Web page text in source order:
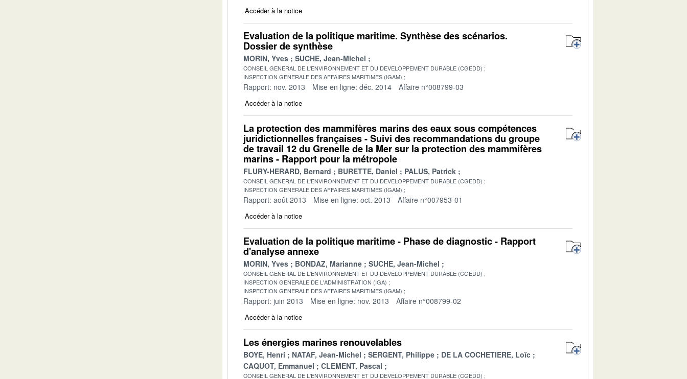
Accéder à la notice
Evaluation de la politique maritime. Synthèse des scénarios.
Dossier de synthèse
MORIN, Yves SUCHE, Jean-Michel
CONSEIL GENERAL DE L'ENVIRONNEMENT ET DU DEVELOPPEMENT DURABLE (CGEDD)
INSPECTION GENERALE DES AFFAIRES MARITIMES (IGAM)
Rapport: nov. 2013 Mise en ligne: déc. 2014 Affaire n°008799-03
Accéder à la notice
La protection des mammifères marins des eaux sous compétences
juridictionnelles françaises - Suivi des recommandations du groupe
de travail 12 du Grenelle de la Mer sur la protection des mammifères
marins - Rapport pour la métropole
FLURY-HERARD, Bernard BURETTE, Daniel PALUS, Patrick
CONSEIL GENERAL DE L'ENVIRONNEMENT ET DU DEVELOPPEMENT DURABLE (CGEDD)
INSPECTION GENERALE DES AFFAIRES MARITIMES (IGAM)
Rapport: août 2013 Mise en ligne: oct. 2013 Affaire n°007953-01
Accéder à la notice
Evaluation de la politique maritime - Phase de diagnostic - Rapport
d'analyse annexe
MORIN, Yves BONDAZ, Marianne SUCHE, Jean-Michel
CONSEIL GENERAL DE L'ENVIRONNEMENT ET DU DEVELOPPEMENT DURABLE (CGEDD)
INSPECTION GENERALE DE L'ADMINISTRATION (IGA)
INSPECTION GENERALE DES AFFAIRES MARITIMES (IGAM)
Rapport: juin 2013 Mise en ligne: nov. 2013 Affaire n°008799-02
Accéder à la notice
Les énergies marines renouvelables
BOYE, Henri NATAF, Jean-Michel SERGENT, Philippe
DE LA COCHETIERE, Loïc
CAQUOT, Emmanuel
CLEMENT, Pascal
CONSEIL GENERAL DE L'ENVIRONNEMENT ET DU DEVELOPPEMENT DURABLE (CGEDD)